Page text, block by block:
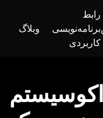
رابط
برنامه‌نویسی
کاربردی
وبلاگ